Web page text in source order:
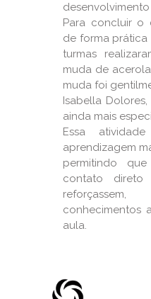
desenvolvimento
Para concluir o
de forma prática
turmas
muda de
muda foi
Isabella
ainda mais
Essa
aprendizagem
permitindo
contato
conhecimentos
aula.